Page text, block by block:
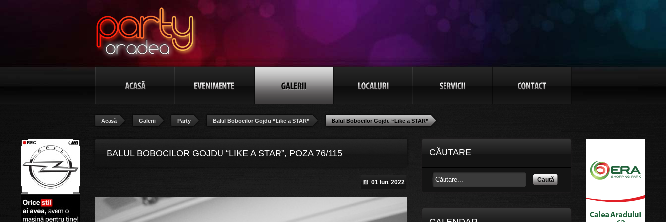
Acasă Galerii Party Balul Bobocilor Gojdu “Like a STAR” Balul Bobocilor Gojdu “Like a STAR”
BALUL BOBOCILOR GOJDU “LIKE A STAR”, POZA 76/115
01 Iun, 2022
CĂUTARE
Caută